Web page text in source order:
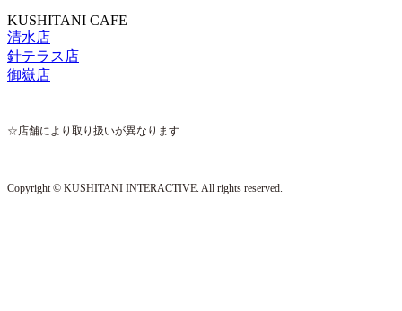
KUSHITANI CAFE
清水店
針テラス店
御嶽店
☆店舗により取り扱いが異なります
Copyright © KUSHITANI INTERACTIVE. All rights reserved.